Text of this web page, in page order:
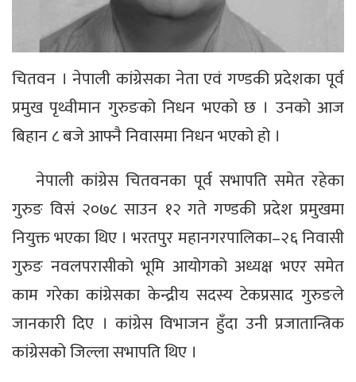
चितवन । नेपाली कांग्रेसका नेता एवं गण्डकी प्रदेशका पूर्व
प्रमुख पृथ्वीमान गुरुङको निधन भएको छ । उनको आज
बिहान ८ बजे आफ्नै निवासमा निधन भएको हो ।
नेपाली कांग्रेस चितवनका पूर्व सभापति समेत रहेका
गुरुङ विसंं २०७८ साउन १२ गते गण्डकी प्रदेश प्रमुखमा
नियुक्त भएका थिए । भरतपुर महानगरपालिका–२६ निवासी
गुरुङ नवलपरासीको भूमि आयोगको अध्यक्ष भएर समेत
काम गरेका कांग्रेसका केन्द्रीय सदस्य टेकप्रसाद गुरुङले
जानकारी दिए । कांग्रेस विभाजन हुँदा उनी प्रजातान्त्रिक
कांग्रेसको जिल्ला सभापति थिए ।